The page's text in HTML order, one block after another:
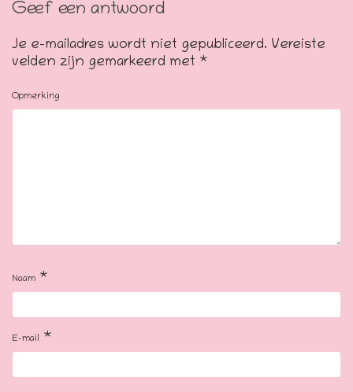
Geef een antwoord
Je e-mailadres wordt niet gepubliceerd. Vereiste
velden zijn gemarkeerd met *
Opmerking
Naam *
E-mail *